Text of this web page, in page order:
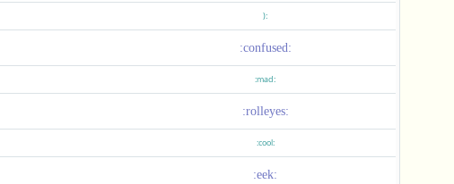
:(
:confused:
:mad:
:rolleyes:
:cool:
:eek: